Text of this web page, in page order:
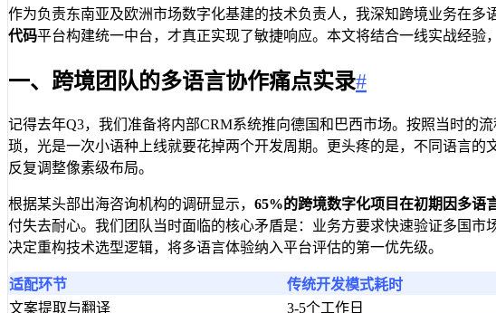
作为负责东南亚及欧洲市场数字化基建的技术负责人，我深知跨境业务在
代码平台构建统一中台，才真正实现了敏捷响应。本文将结合一线实战经验
一、跨境团队的多语言协作痛点实录#
记得去年Q3，我们准备将内部CRM系统推向德国和巴西市场。按照当时的
琐，光是一次小语种上线就要花掉两个开发周期。更头疼的是，不同语言
反复调整像素级布局。
根据某头部出海咨询机构的调研显示， 65%的跨境数字化项目在初期因多语
付失去耐心。我们团队当时面临的核心矛盾是：业务方要求快速验证多国
决定重构技术选型逻辑，将多语言体验纳入平台评估的第一优先级。
适配环节 传统开发模式耗时
文案提取与翻译
3-5个工作日